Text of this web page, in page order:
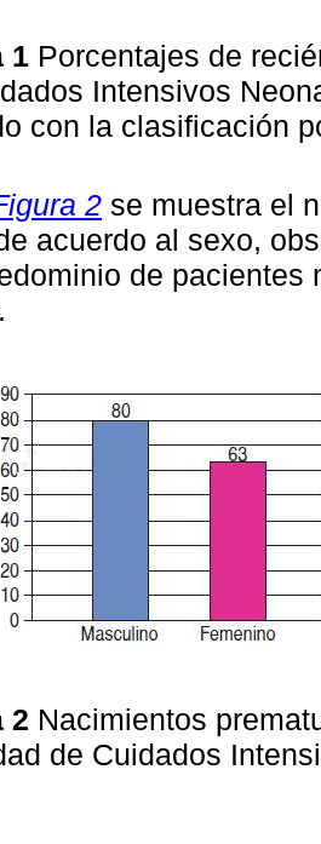
1 Porcentajes de
Intensivos
con la clasificación
2 se muestra el
acuerdo al sexo,
de pacientes
2 Nacimientos
de Cuidados